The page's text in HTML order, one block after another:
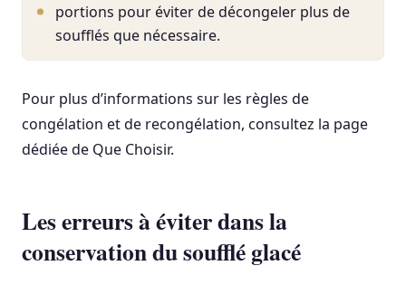
portions pour éviter de décongeler plus de
soufflés que nécessaire.
Pour plus d’informations sur les règles de
congélation et de recongélation, consultez la page
dédiée de Que Choisir.
Les erreurs à éviter dans la
conservation du soufflé glacé